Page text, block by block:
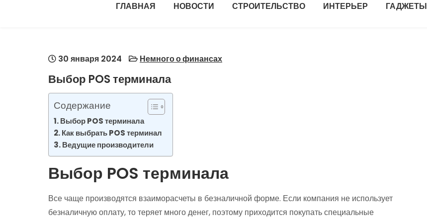
ГЛАВНАЯ НОВОСТИ СТРОИТЕЛЬСТВО ИНТЕРЬЕР ГАДЖЕТЫ
30 января 2024 Немного о финансах
Выбор POS терминала
Содержание
Выбор POS терминала
Как выбрать POS терминал
Ведущие производители
Выбор POS терминала
Все чаще производятся взаиморасчеты в безналичной форме. Если компания не использует
безналичную оплату, то теряет много денег, поэтому приходится покупать специальные